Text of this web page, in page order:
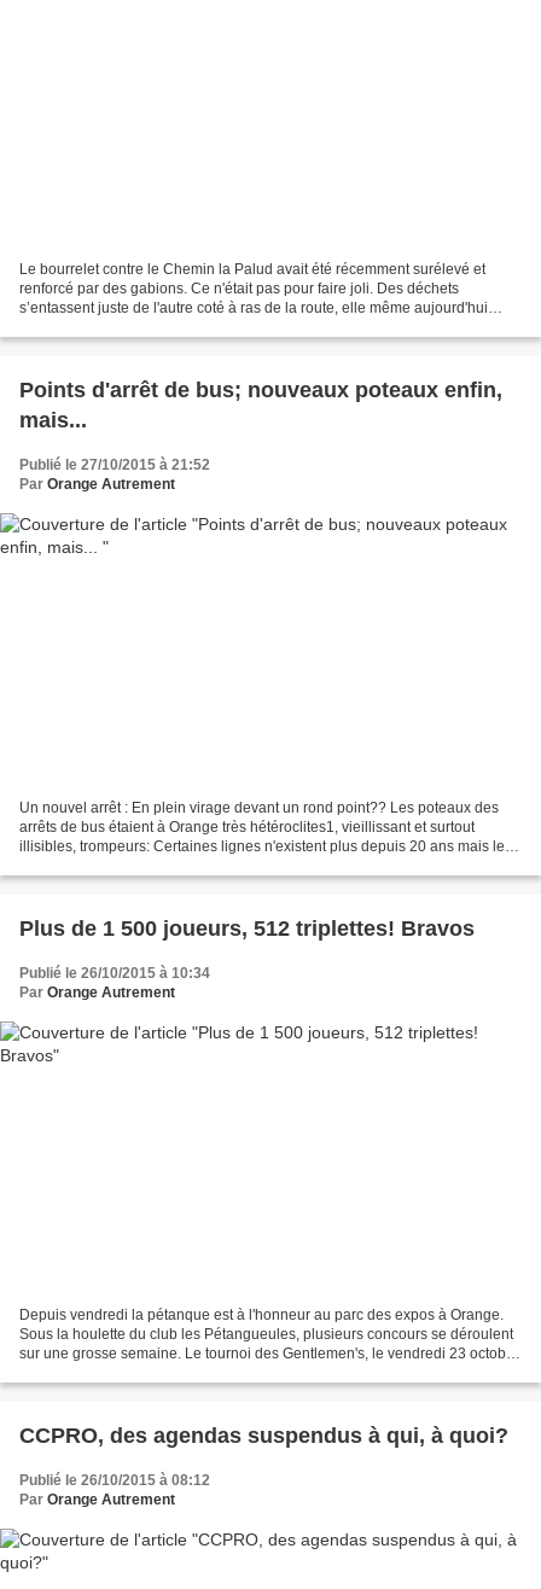
Le bourrelet contre le Chemin la Palud avait été récemment surélevé et
renforcé par des gabions. Ce n'était pas pour faire joli. Des déchets
s’entassent juste de l'autre coté à ras de la route, elle même aujourd'hui
Points d'arrêt de bus; nouveaux poteaux enfin,
mais...
Publié le 27/10/2015 à 21:52
Par Orange Autrement
Un nouvel arrêt : En plein virage devant un rond point?? Les poteaux des
arrêts de bus étaient à Orange très hétéroclites1, vieillissant et surtout
illisibles, trompeurs: Certaines lignes n'existent plus depuis 20 ans mais les
Plus de 1 500 joueurs, 512 triplettes! Bravos
Publié le 26/10/2015 à 10:34
Par Orange Autrement
Depuis vendredi la pétanque est à l'honneur au parc des expos à Orange.
Sous la houlette du club les Pétangueules, plusieurs concours se déroulent
sur une grosse semaine. Le tournoi des Gentlemen's, le vendredi 23 octobre
CCPRO, des agendas suspendus à qui, à quoi?
Publié le 26/10/2015 à 08:12
Par Orange Autrement